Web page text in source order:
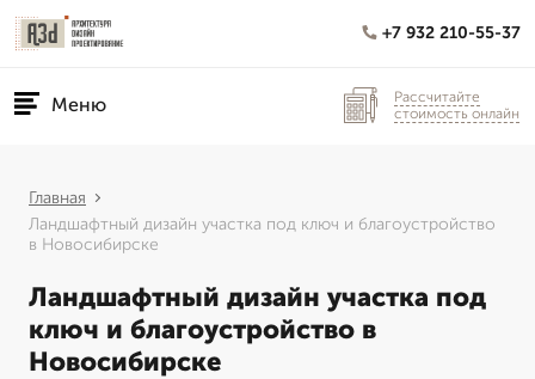
+7 932 210-55-37
Меню
Рассчитайте
стоимость онлайн
Главная
Ландшафтный дизайн участка под ключ и благоустройство
в Новосибирске
Ландшафтный дизайн участка под
ключ и благоустройство в
Новосибирске